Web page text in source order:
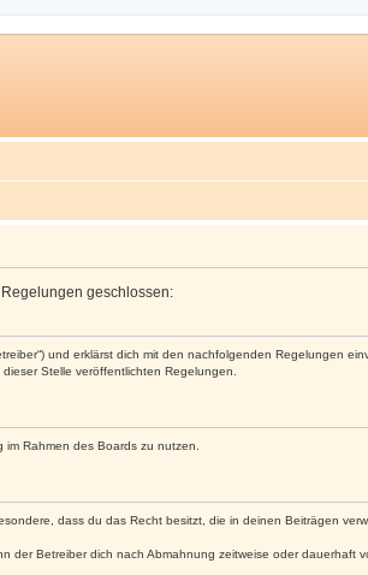
Regelungen geschlossen:
und erklärst dich mit den nachfolgenden Regelungen
Stelle veröffentlichten Regelungen.
Rahmen des Boards zu nutzen.
dass du das Recht besitzt, die in deinen Beiträgen
der Betreiber dich nach Abmahnung zeitweise oder dauerhaft